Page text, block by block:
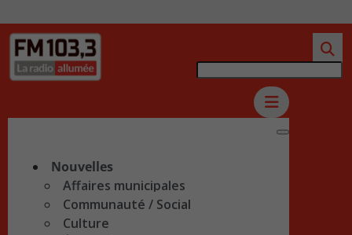
Nouvelles
Affaires municipales
Communauté / Social
Culture